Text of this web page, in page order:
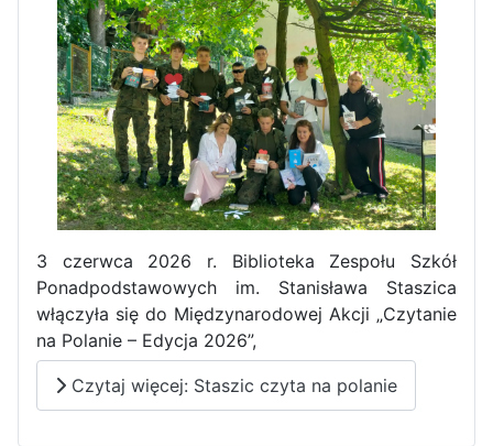
3 czerwca 2026 r. Biblioteka Zespołu Szkół
Ponadpodstawowych im. Stanisława Staszica
włączyła się do Międzynarodowej Akcji „Czytanie
na Polanie – Edycja 2026”,
Czytaj więcej: Staszic czyta na polanie